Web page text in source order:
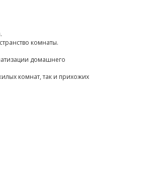
комнаты.
домашнего
комнат, так и прихожих